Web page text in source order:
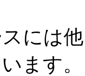
には
ます。